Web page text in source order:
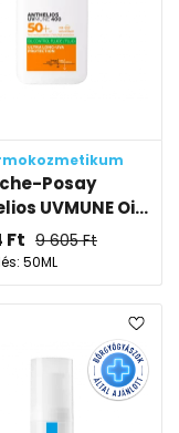
Posay
UVMUNE Oi...
Ft 9 605Ft
50ML